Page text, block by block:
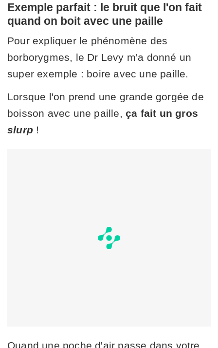
Exemple parfait : le bruit que l'on fait
quand on boit avec une paille
Pour expliquer le phénomène des
borborygmes, le Dr Levy m'a donné un
super exemple : boire avec une paille.
Lorsque l'on prend une grande gorgée de
boisson avec une paille, ça fait un gros
slurp !
Quand une poche d'air passe dans votre